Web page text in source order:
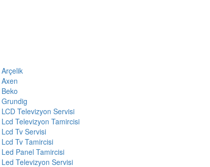
Arçelik
Axen
Beko
Grundig
LCD Televizyon Servisi
Lcd Televizyon Tamircisi
Lcd Tv Servisi
Lcd Tv Tamircisi
Led Panel Tamircisi
Led Televizyon Servisi